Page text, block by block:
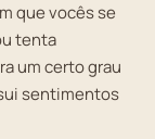
que vocês se
tenta
um certo grau
sentimentos